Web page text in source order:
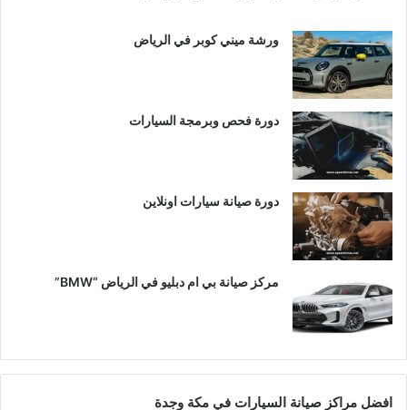
ورشة ميني كوبر في الرياض
دورة فحص وبرمجة السيارات
دورة صيانة سيارات اونلاين
مركز صيانة بي ام دبليو في الرياض “BMW”
افضل مراكز صيانة السيارات في مكة وجدة